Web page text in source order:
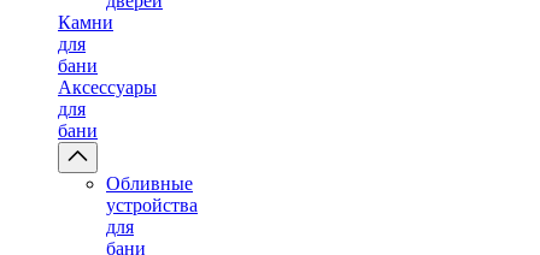
Камни
для
бани
Аксессуары
для
бани
Обливные
устройства
для
бани